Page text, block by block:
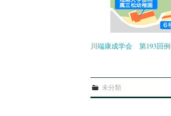
川端康成学会 第193回
未分類